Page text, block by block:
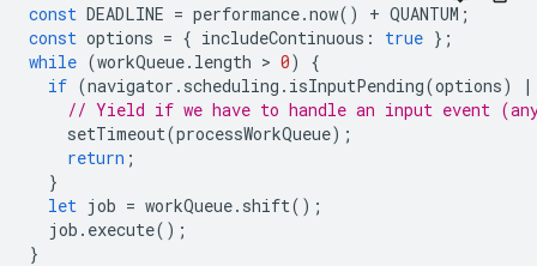
const DEADLINE = performance.now() + QUANTUM ;
const options = { includeContinuous : true };
while (workQueue. length > 0)
{
if (navigator . scheduling . isInputPending(options)
// Yield if we have to handle an input event
setTimeout(processWorkQueue);
return ;
}
let job = workQueue. shift();
job . execute();
}